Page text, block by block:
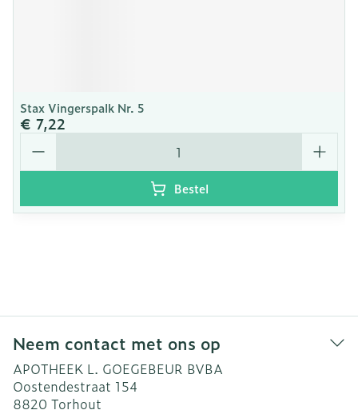
Stax Vingerspalk Nr. 5
€ 7,22
Aantal
Bestel
Neem contact met ons op
APOTHEEK L. GOEGEBEUR BVBA
Oostendestraat 154
8820 Torhout